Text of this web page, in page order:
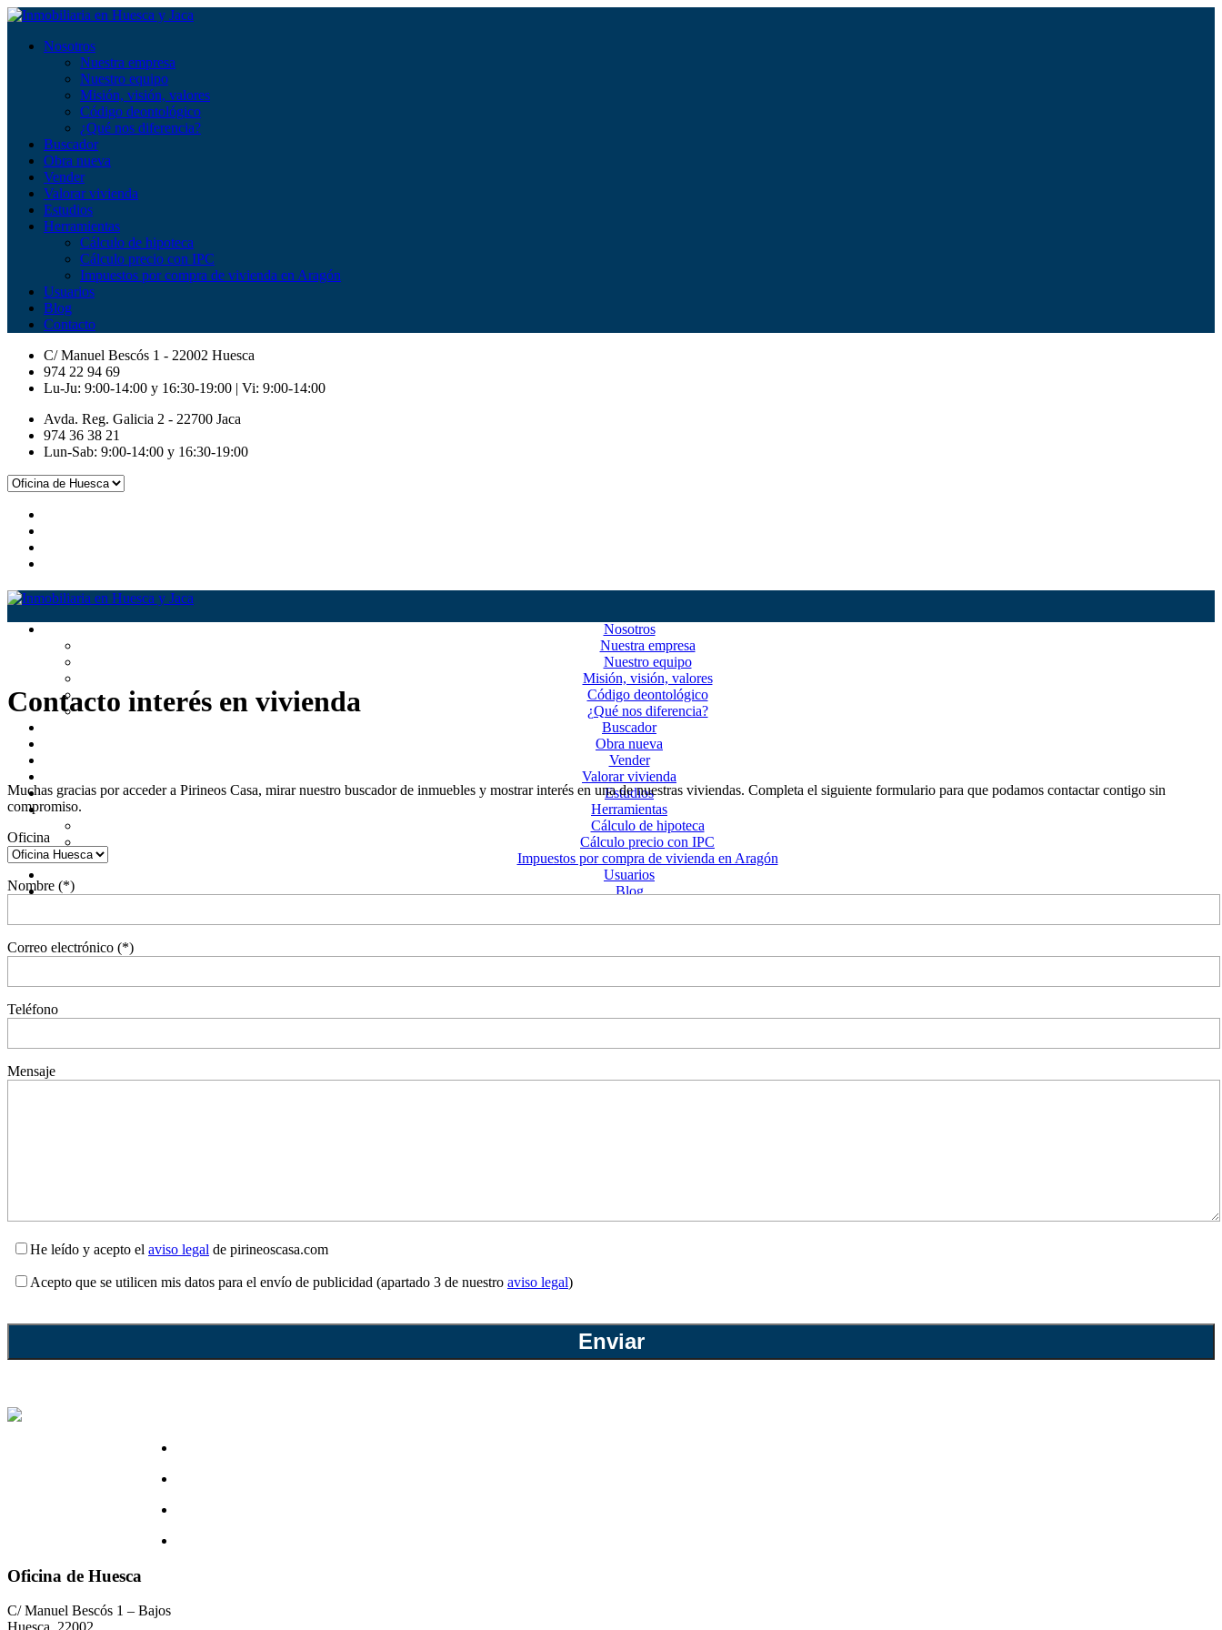
Nosotros
Nuestra empresa
Nuestro equipo
Misión, visión, valores
Código deontológico
¿Qué nos diferencia?
Buscador
Obra nueva
Vender
Valorar vivienda
Estudios
Herramientas
Cálculo de hipoteca
Cálculo precio con IPC
Impuestos por compra de vivienda en Aragón
Usuarios
Blog
Contacto
C/ Manuel Bescós 1 - 22002 Huesca
974 22 94 69
Lu-Ju: 9:00-14:00 y 16:30-19:00 | Vi: 9:00-14:00
Avda. Reg. Galicia 2 - 22700 Jaca
974 36 38 21
Lun-Sab: 9:00-14:00 y 16:30-19:00
Nosotros
Nuestra empresa
Nuestro equipo
Misión, visión, valores
Código deontológico
¿Qué nos diferencia?
Buscador
Obra nueva
Vender
Valorar vivienda
Estudios
Herramientas
Cálculo de hipoteca
Cálculo precio con IPC
Impuestos por compra de vivienda en Aragón
Usuarios
Blog
Contacto interés en vivienda
Muchas gracias por acceder a Pirineos Casa, mirar nuestro buscador de inmuebles y mostrar interés en una de nuestras viviendas. Completa el siguiente formulario para que podamos contactar contigo sin
compromiso.
Oficina
Nombre (*)
Correo electrónico (*)
Teléfono
Mensaje
He leído y acepto el aviso legal de pirineoscasa.com
Acepto que se utilicen mis datos para el envío de publicidad (apartado 3 de nuestro aviso legal)
Oficina de Huesca
C/ Manuel Bescós 1 – Bajos